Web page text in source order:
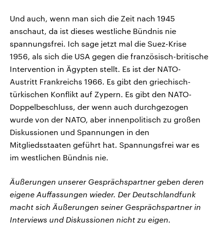
Und auch, wenn man sich die Zeit nach 1945
anschaut, da ist dieses westliche Bündnis nie
spannungsfrei. Ich sage jetzt mal die Suez-Krise
1956, als sich die USA gegen die französisch-britische
Intervention in Ägypten stellt. Es ist der NATO-
Austritt Frankreichs 1966. Es gibt den griechisch-
türkischen Konflikt auf Zypern. Es gibt den NATO-
Doppelbeschluss, der wenn auch durchgezogen
wurde von der NATO, aber innenpolitisch zu großen
Diskussionen und Spannungen in den
Mitgliedsstaaten geführt hat. Spannungsfrei war es
im westlichen Bündnis nie.
Äußerungen unserer Gesprächspartner geben deren
eigene Auffassungen wieder. Der Deutschlandfunk
macht sich Äußerungen seiner Gesprächspartner in
Interviews und Diskussionen nicht zu eigen.